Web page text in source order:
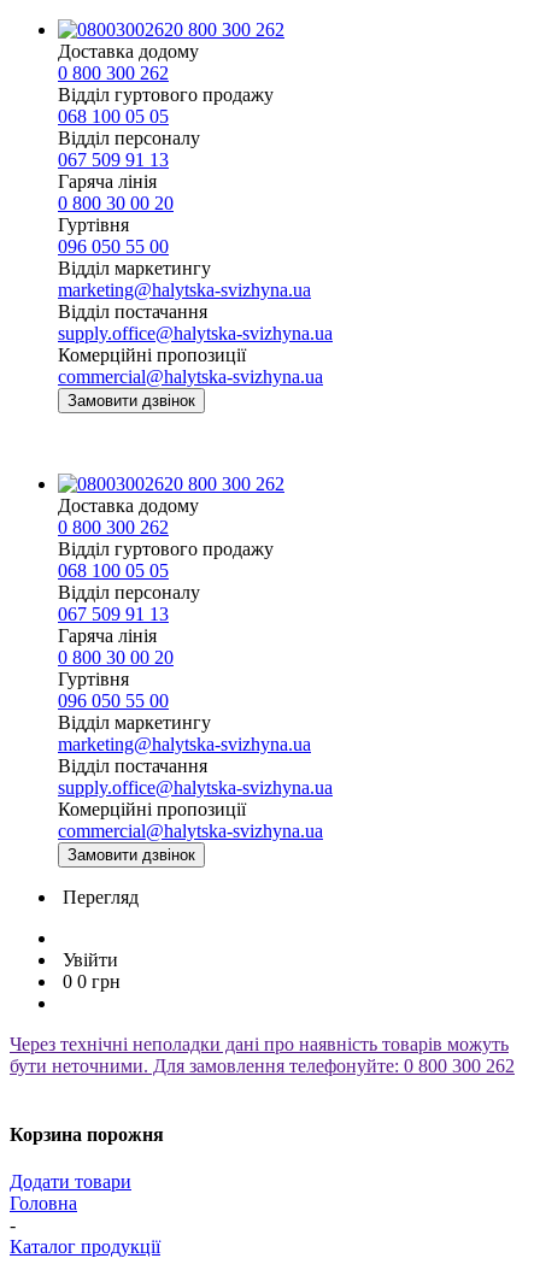
0 800 300 262
Доставка додому
0 800 300 262
Відділ гуртового продажу
068 100 05 05​
Відділ персоналу
067 509 91 13
Гаряча лінія
0 800 30 00 20
Гуртівня
096 050 55 00
Відділ маркетингу
marketing@halytska-svizhyna.ua
Відділ постачання
supply.office@halytska-svizhyna.ua
Комерційні пропозиції
commercial@halytska-svizhyna.ua
Замовити дзвінок
0 800 300 262
Доставка додому
0 800 300 262
Відділ гуртового продажу
068 100 05 05​
Відділ персоналу
067 509 91 13
Гаряча лінія
0 800 30 00 20
Гуртівня
096 050 55 00
Відділ маркетингу
marketing@halytska-svizhyna.ua
Відділ постачання
supply.office@halytska-svizhyna.ua
Комерційні пропозиції
commercial@halytska-svizhyna.ua
Замовити дзвінок
Перегляд
Увійти
0 0 грн
Через технічні неполадки дані про наявність товарів можуть
бути неточними. Для замовлення телефонуйте: 0 800 300 262
Корзина порожня
Додати товари
Головна
-
Каталог продукції